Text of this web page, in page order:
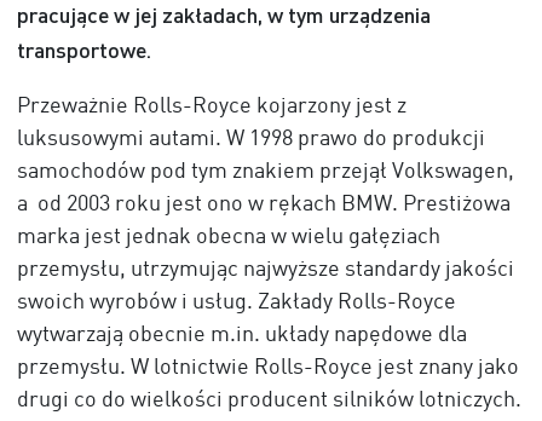
pracujące w jej zakładach, w tym urządzenia
transportowe.
Przeważnie Rolls-Royce kojarzony jest z
luksusowymi autami. W 1998 prawo do produkcji
samochodów pod tym znakiem przejął Volkswagen,
a od 2003 roku jest ono w rękach BMW. Prestiżowa
marka jest jednak obecna w wielu gałęziach
przemysłu, utrzymując najwyższe standardy jakości
swoich wyrobów i usług. Zakłady Rolls-Royce
wytwarzają obecnie m.in. układy napędowe dla
przemysłu. W lotnictwie Rolls-Royce jest znany jako
drugi co do wielkości producent silników lotniczych.